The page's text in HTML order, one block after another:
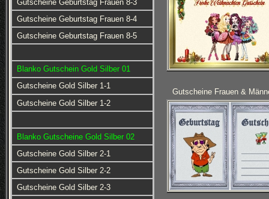
Gutscheine Geburtstag Frauen 8-3
Gutscheine Geburtstag Frauen 8-4
Gutscheine Geburtstag Frauen 8-5
Blanko Gutschein Gold Silber 01
Gutscheine Gold Silber 1-1
Gutscheine Gold Silber 1-2
Blanko Gutscheine Gold Silber 02
Gutscheine Gold Silber 2-1
Gutscheine Gold Silber 2-2
Gutscheine Gold Silber 2-3
Gutscheine Frauen &